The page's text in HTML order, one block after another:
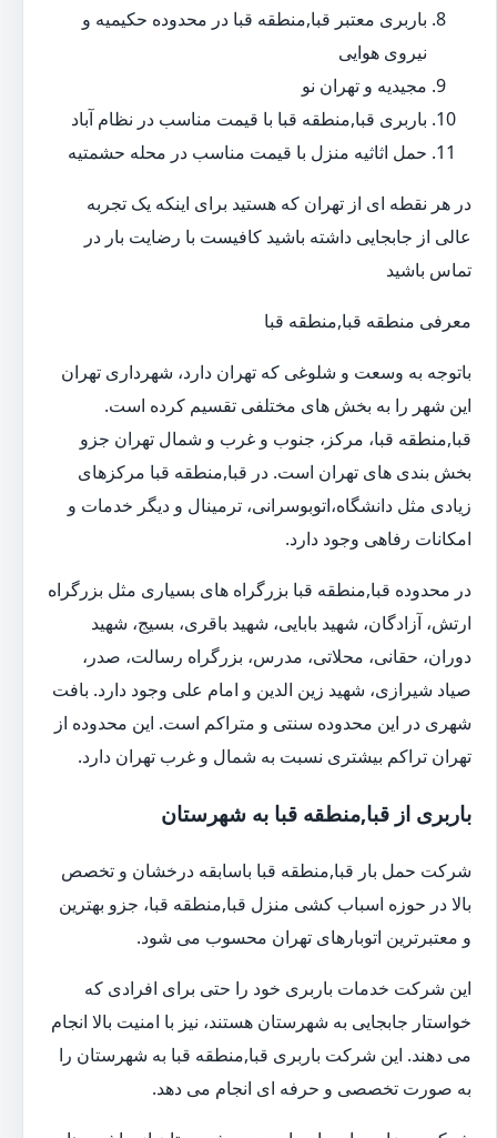
باربری معتبر قبا,منطقه قبا در محدوده حکیمیه و
نیروی هوایی
مجیدیه و تهران نو
باربری قبا,منطقه قبا با قیمت مناسب در نظام آباد
حمل اثاثیه منزل با قیمت مناسب در محله حشمتیه
در هر نقطه ای از تهران که هستید برای اینکه یک تجربه
عالی از جابجایی داشته باشید کافیست با رضایت بار در
تماس باشید
معرفی منطقه قبا,منطقه قبا
باتوجه به وسعت و شلوغی که تهران دارد، شهرداری تهران
این شهر را به بخش های مختلفی تقسیم کرده است.
قبا,منطقه قبا، مرکز، جنوب و غرب و شمال تهران جزو
بخش بندی های تهران است. در قبا,منطقه قبا مرکزهای
زیادی مثل دانشگاه،اتوبوسرانی، ترمینال و دیگر خدمات و
امکانات رفاهی وجود دارد.
در محدوده قبا,منطقه قبا بزرگراه های بسیاری مثل بزرگراه
ارتش، آزادگان، شهید بابایی، شهید باقری، بسیج، شهید
دوران، حقانی، محلاتی، مدرس، بزرگراه رسالت، صدر،
صیاد شیرازی، شهید زین الدین و امام علی وجود دارد. بافت
شهری در این محدوده سنتی و متراکم است. این محدوده از
تهران تراکم بیشتری نسبت به شمال و غرب تهران دارد.
باربری از قبا,منطقه قبا به شهرستان
شرکت حمل بار قبا,منطقه قبا باسابقه درخشان و تخصص
بالا در حوزه اسباب کشی منزل قبا,منطقه قبا، جزو بهترین
و معتبرترین اتوبارهای تهران محسوب می شود.
این شرکت خدمات باربری خود را حتی برای افرادی که
خواستار جابجایی به شهرستان هستند، نیز با امنیت بالا انجام
می دهند. این شرکت باربری قبا,منطقه قبا به شهرستان را
به صورت تخصصی و حرفه ای انجام می دهد.